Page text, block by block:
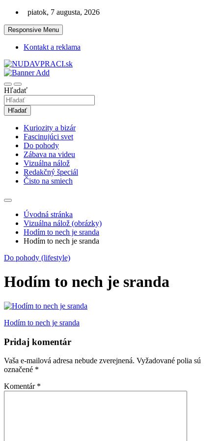
Skip
content
piatok, 7 augusta, 2026
Responsive Menu
Kontakt a reklama
nudaVpráci.sk
Hľadať
Hľadať
Kuriozity a bizár
Fascinujúci svet
Do pohody
Zábava na videu
Vizuálna nálož
Redakčný špeciál
Čisto na smiech
Úvodná stránka
Vizuálna nálož (obrázky)
Hodím to nech je sranda
Hodím to nech je sranda
Do pohody (lifestyle)
Hodím to nech je sranda
Navigácia
v
článku
Hodím to nech je sranda
Pridaj komentár
Vaša e-mailová adresa nebude zverejnená. Vyžadované polia sú
označené *
Komentár *